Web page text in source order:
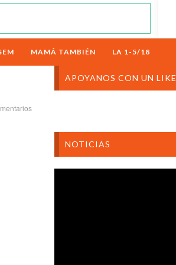
MAMÁ TAMBIÉN LA 1-5/18
APOYANOS CON UN LIKE
NOTICIAS